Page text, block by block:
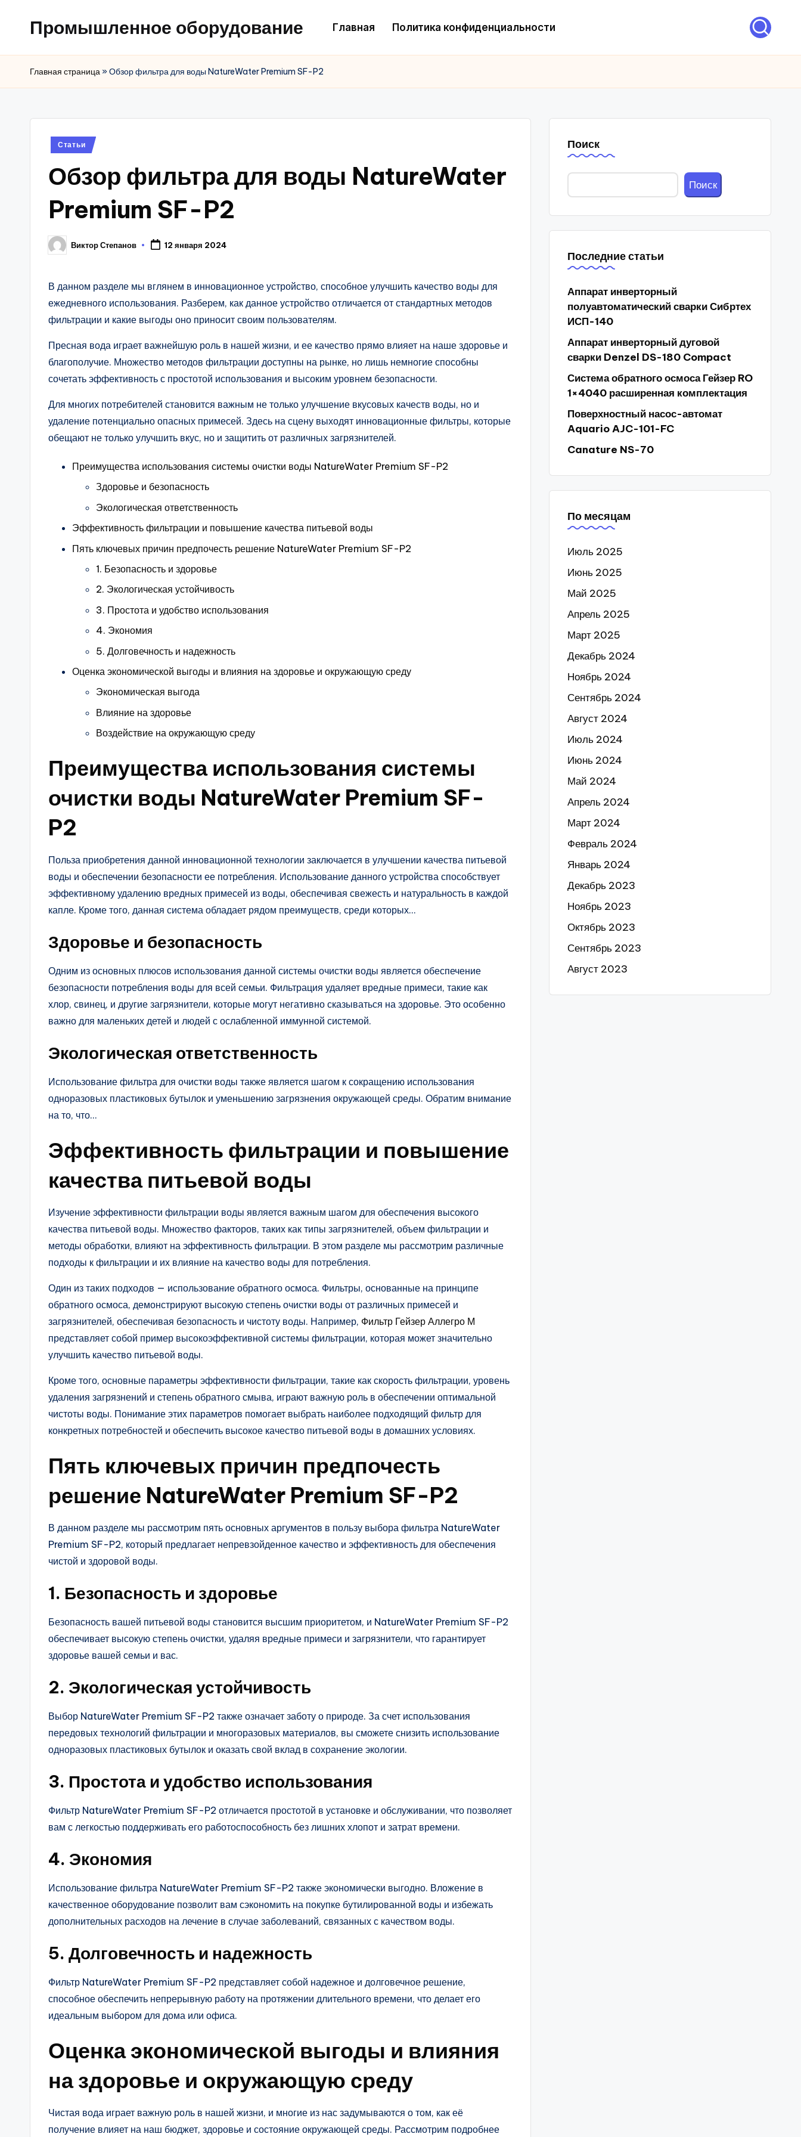
Промышленное оборудование Главная Политика конфиденциальности
Главная страница»Обзор фильтра для воды NatureWater Premium SF-P2
Posted
Статьи
Обзор фильтра для воды NatureWater
Premium SF-P2
Posted
by
Виктор Степанов 12 января 2024
В данном разделе мы вглянем в инновационное устройство, способное улучшить качество воды для
ежедневного использования. Разберем, как данное устройство отличается от стандартных методов
фильтрации и какие выгоды оно приносит своим пользователям.
Пресная вода играет важнейшую роль в нашей жизни, и ее качество прямо влияет на наше здоровье и
благополучие. Множество методов фильтрации доступны на рынке, но лишь немногие способны
сочетать эффективность с простотой использования и высоким уровнем безопасности.
Для многих потребителей становится важным не только улучшение вкусовых качеств воды, но и
удаление потенциально опасных примесей. Здесь на сцену выходят инновационные фильтры, которые
обещают не только улучшить вкус, но и защитить от различных загрязнителей.
Преимущества использования системы очистки воды NatureWater Premium SF-P2
Здоровье и безопасность
Экологическая ответственность
Эффективность фильтрации и повышение качества питьевой воды
Пять ключевых причин предпочесть решение NatureWater Premium SF-P2
1. Безопасность и здоровье
2. Экологическая устойчивость
3. Простота и удобство использования
4. Экономия
5. Долговечность и надежность
Оценка экономической выгоды и влияния на здоровье и окружающую среду
Экономическая выгода
Влияние на здоровье
Воздействие на окружающую среду
Преимущества использования системы
очистки воды NatureWater Premium SF-
P2
Польза приобретения данной инновационной технологии заключается в улучшении качества питьевой
воды и обеспечении безопасности ее потребления. Использование данного устройства способствует
эффективному удалению вредных примесей из воды, обеспечивая свежесть и натуральность в каждой
капле. Кроме того, данная система обладает рядом преимуществ, среди которых…
Здоровье и безопасность
Одним из основных плюсов использования данной системы очистки воды является обеспечение
безопасности потребления воды для всей семьи. Фильтрация удаляет вредные примеси, такие как
хлор, свинец, и другие загрязнители, которые могут негативно сказываться на здоровье. Это особенно
важно для маленьких детей и людей с ослабленной иммунной системой.
Экологическая ответственность
Использование фильтра для очистки воды также является шагом к сокращению использования
одноразовых пластиковых бутылок и уменьшению загрязнения окружающей среды. Обратим внимание
на то, что…
Эффективность фильтрации и повышение
качества питьевой воды
Изучение эффективности фильтрации воды является важным шагом для обеспечения высокого
качества питьевой воды. Множество факторов, таких как типы загрязнителей, объем фильтрации и
методы обработки, влияют на эффективность фильтрации. В этом разделе мы рассмотрим различные
подходы к фильтрации и их влияние на качество воды для потребления.
Один из таких подходов — использование обратного осмоса. Фильтры, основанные на принципе
обратного осмоса, демонстрируют высокую степень очистки воды от различных примесей и
загрязнителей, обеспечивая безопасность и чистоту воды. Например, Фильтр Гейзер Аллегро М
представляет собой пример высокоэффективной системы фильтрации, которая может значительно
улучшить качество питьевой воды.
Кроме того, основные параметры эффективности фильтрации, такие как скорость фильтрации, уровень
удаления загрязнений и степень обратного смыва, играют важную роль в обеспечении оптимальной
чистоты воды. Понимание этих параметров помогает выбрать наиболее подходящий фильтр для
конкретных потребностей и обеспечить высокое качество питьевой воды в домашних условиях.
Пять ключевых причин предпочесть
решение NatureWater Premium SF-P2
В данном разделе мы рассмотрим пять основных аргументов в пользу выбора фильтра NatureWater
Premium SF-P2, который предлагает непревзойденное качество и эффективность для обеспечения
чистой и здоровой воды.
1. Безопасность и здоровье
Безопасность вашей питьевой воды становится высшим приоритетом, и NatureWater Premium SF-P2
обеспечивает высокую степень очистки, удаляя вредные примеси и загрязнители, что гарантирует
здоровье вашей семьи и вас.
2. Экологическая устойчивость
Выбор NatureWater Premium SF-P2 также означает заботу о природе. За счет использования
передовых технологий фильтрации и многоразовых материалов, вы сможете снизить использование
одноразовых пластиковых бутылок и оказать свой вклад в сохранение экологии.
3. Простота и удобство использования
Фильтр NatureWater Premium SF-P2 отличается простотой в установке и обслуживании, что позволяет
вам с легкостью поддерживать его работоспособность без лишних хлопот и затрат времени.
4. Экономия
Использование фильтра NatureWater Premium SF-P2 также экономически выгодно. Вложение в
качественное оборудование позволит вам сэкономить на покупке бутилированной воды и избежать
дополнительных расходов на лечение в случае заболеваний, связанных с качеством воды.
5. Долговечность и надежность
Фильтр NatureWater Premium SF-P2 представляет собой надежное и долговечное решение,
способное обеспечить непрерывную работу на протяжении длительного времени, что делает его
идеальным выбором для дома или офиса.
Оценка экономической выгоды и влияния
на здоровье и окружающую среду
Чистая вода играет важную роль в нашей жизни, и многие из нас задумываются о том, как её
получение влияет на наш бюджет, здоровье и состояние окружающей среды. Рассмотрим подробнее
Поиск
Поиск
Последние статьи
Аппарат инверторный
полуавтоматический сварки Сибртех
ИСП-140
Аппарат инверторный дуговой
сварки Denzel DS-180 Compact
Система обратного осмоса Гейзер RO
1×4040 расширенная комплектация
Поверхностный насос-автомат
Aquario AJC-101-FC
Canature NS-70
По месяцам
Июль 2025
Июнь 2025
Май 2025
Апрель 2025
Март 2025
Декабрь 2024
Ноябрь 2024
Сентябрь 2024
Август 2024
Июль 2024
Июнь 2024
Май 2024
Апрель 2024
Март 2024
Февраль 2024
Январь 2024
Декабрь 2023
Ноябрь 2023
Октябрь 2023
Сентябрь 2023
Август 2023